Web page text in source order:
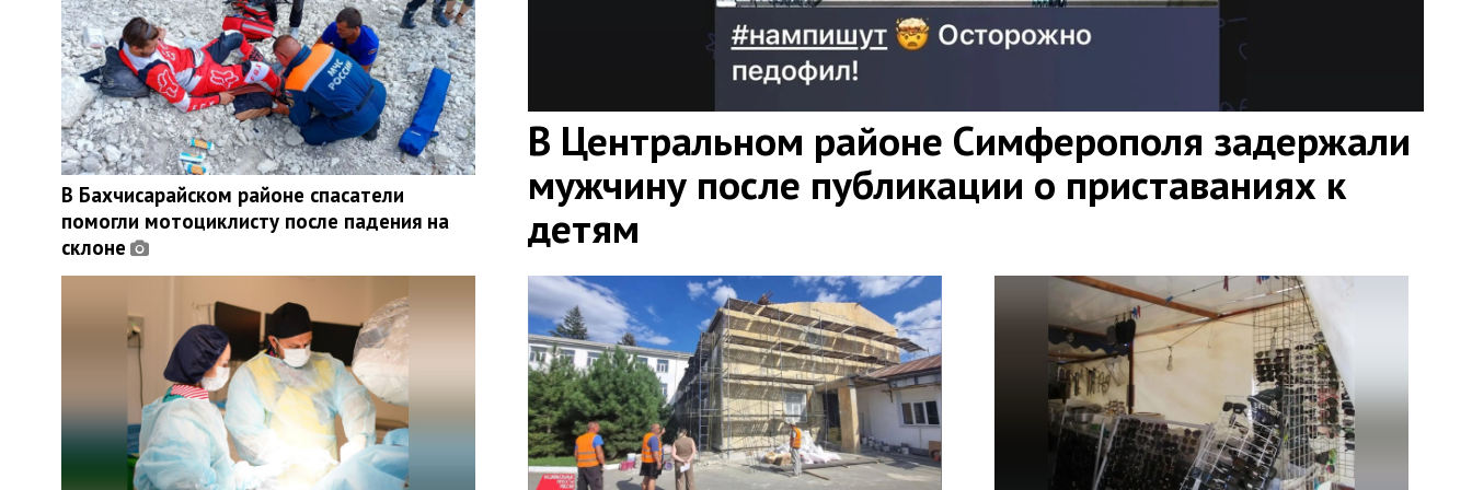
В Центральном районе Симферополя задержали
мужчину после публикации о приставаниях к
детям
В Бахчисарайском районе спасатели
помогли мотоциклисту после падения на
склоне